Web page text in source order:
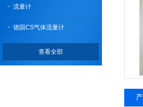
流量计
德国CS气体流量计
查看全部